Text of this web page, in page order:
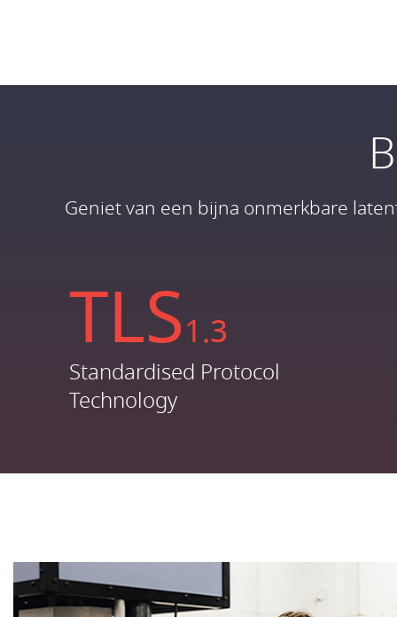
Geniet van een bijna onmerkbare
TLS1.3
Standardised Protocol
Technology